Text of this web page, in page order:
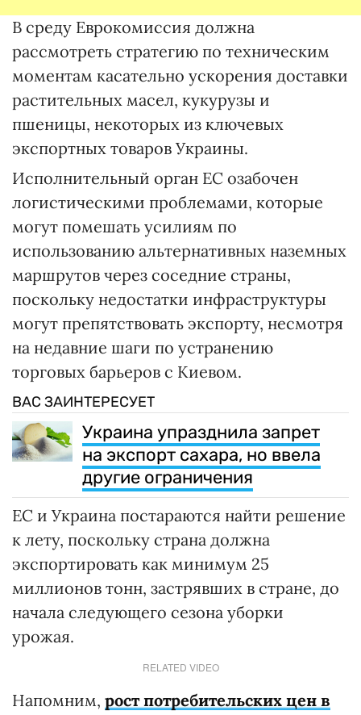
В среду Еврокомиссия должна
рассмотреть стратегию по техническим
моментам касательно ускорения доставки
растительных масел, кукурузы и
пшеницы, некоторых из ключевых
экспортных товаров Украины.
Исполнительный орган ЕС озабочен
логистическими проблемами, которые
могут помешать усилиям по
использованию альтернативных наземных
маршрутов через соседние страны,
поскольку недостатки инфраструктуры
могут препятствовать экспорту, несмотря
на недавние шаги по устранению
торговых барьеров с Киевом.
ВАС ЗАИНТЕРЕСУЕТ
Украина упразднила запрет
на экспорт сахара, но ввела
другие ограничения
ЕС и Украина постараются найти решение
к лету, поскольку страна должна
экспортировать как минимум 25
миллионов тонн, застрявших в стране, до
начала следующего сезона уборки
урожая.
RELATED VIDEO
Напомним, рост потребительских цен в